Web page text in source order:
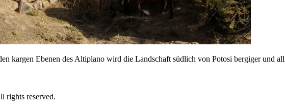
kargen Ebenen des Altiplano wird die Landschaft südlich von Potosi bergiger und
rights reserved.